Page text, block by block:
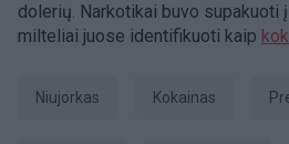
dolerių. Narkotikai buvo supakuoti
milteliai juose identifikuoti kaip
Niujorkas Kokainas